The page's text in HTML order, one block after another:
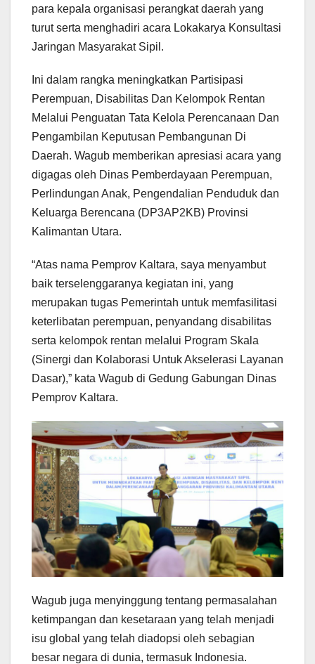
para kepala organisasi perangkat daerah yang
turut serta menghadiri acara Lokakarya Konsultasi
Jaringan Masyarakat Sipil.
Ini dalam rangka meningkatkan Partisipasi
Perempuan, Disabilitas Dan Kelompok Rentan
Melalui Penguatan Tata Kelola Perencanaan Dan
Pengambilan Keputusan Pembangunan Di
Daerah. Wagub memberikan apresiasi acara yang
digagas oleh Dinas Pemberdayaan Perempuan,
Perlindungan Anak, Pengendalian Penduduk dan
Keluarga Berencana (DP3AP2KB) Provinsi
Kalimantan Utara.
“Atas nama Pemprov Kaltara, saya menyambut
baik terselenggaranya kegiatan ini, yang
merupakan tugas Pemerintah untuk memfasilitasi
keterlibatan perempuan, penyandang disabilitas
serta kelompok rentan melalui Program Skala
(Sinergi dan Kolaborasi Untuk Akselerasi Layanan
Dasar),” kata Wagub di Gedung Gabungan Dinas
Pemprov Kaltara.
Wagub juga menyinggung tentang permasalahan
ketimpangan dan kesetaraan yang telah menjadi
isu global yang telah diadopsi oleh sebagian
besar negara di dunia, termasuk Indonesia.